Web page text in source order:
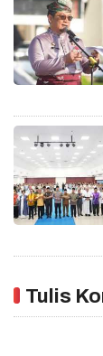
Tulis